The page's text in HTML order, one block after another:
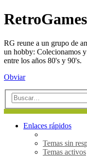
RetroGames
RG reune a un grupo de
un hobby: Colecionamos
entre los años 80's y 90's.
Obviar
Enlaces rápidos
Temas sin
Temas activos